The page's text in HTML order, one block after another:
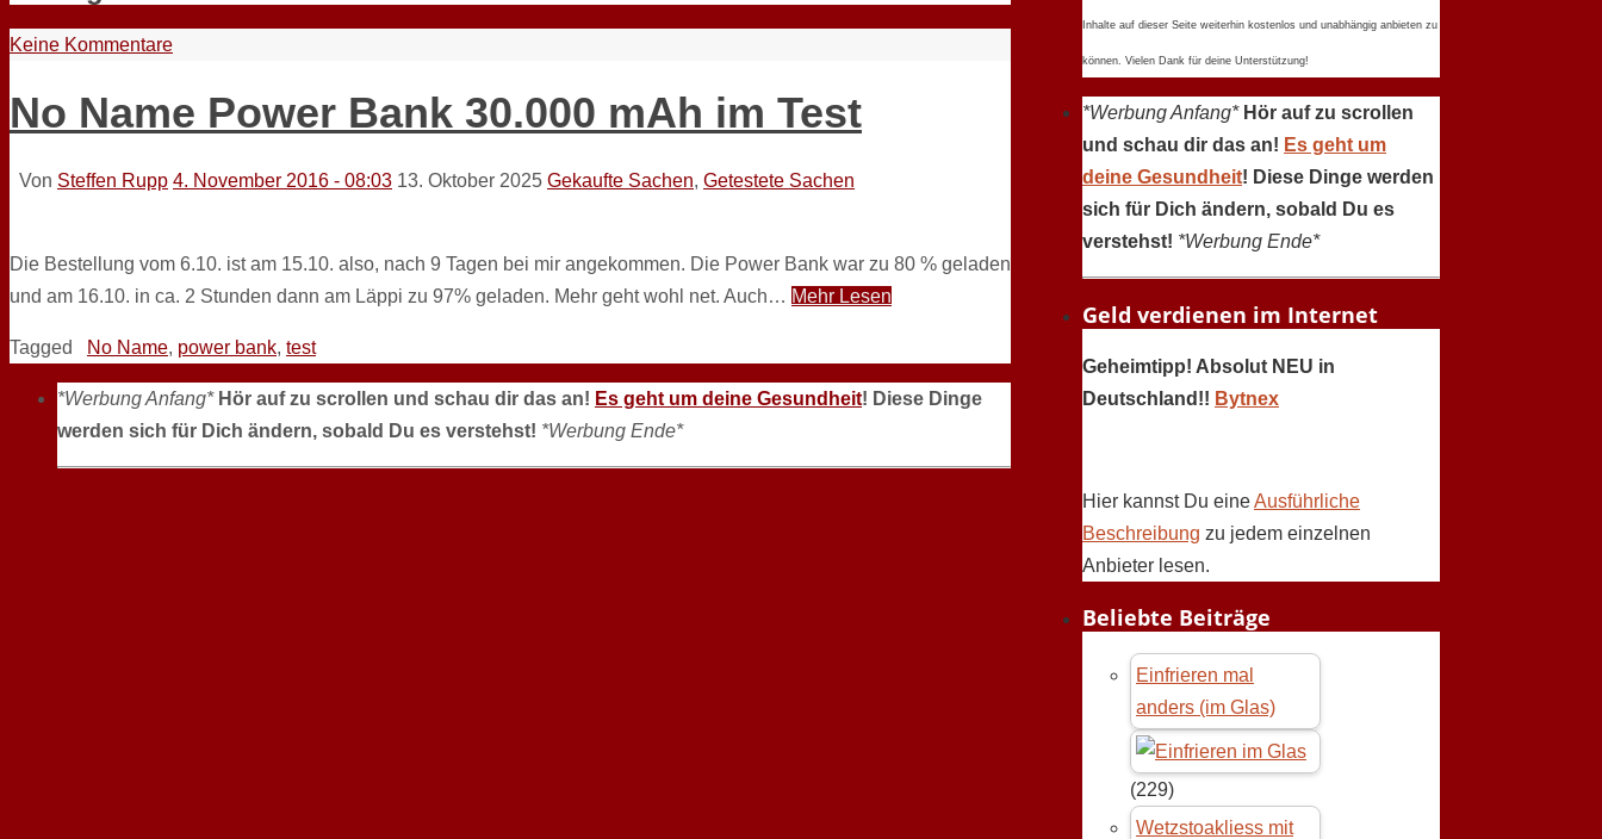
Keine Kommentare
No Name Power Bank 30.000 mAh im Test
Von Steffen Rupp 4. November 2016 - 08:03 13. Oktober 2025 Gekaufte Sachen, Getestete Sachen
Die Bestellung vom 6.10. ist am 15.10. also, nach 9 Tagen bei mir angekommen. Die Power Bank war zu 80 % geladen
und am 16.10. in ca. 2 Stunden dann am Läppi zu 97% geladen. Mehr geht wohl net. Auch… Mehr Lesen
Tagged No Name, power bank, test
*Werbung Anfang* Hör auf zu scrollen und schau dir das an! Es geht um deine Gesundheit! Diese Dinge
werden sich für Dich ändern, sobald Du es verstehst! *Werbung Ende*
Inhalte auf dieser Seite weiterhin kostenlos und unabhängig anbieten zu
können. Vielen Dank für deine Unterstützung!
*Werbung Anfang* Hör auf zu scrollen
und schau dir das an! Es geht um
deine Gesundheit! Diese Dinge werden
sich für Dich ändern, sobald Du es
verstehst! *Werbung Ende*
Geld verdienen im Internet
Geheimtipp! Absolut NEU in
Deutschland!! Bytnex
Hier kannst Du eineAusführliche
Beschreibung zu jedem einzelnen
Anbieter lesen.
Beliebte Beiträge
Einfrieren mal
anders (im Glas)
(229)
Wetzstoakliess mit